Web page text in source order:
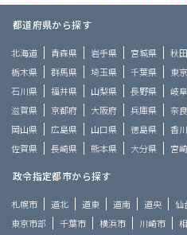
都道府県から探す
北海道 青森県 岩手県 宮城県 秋
栃木県
群馬県 埼玉県 千葉県 東
石川県
福井県 山梨県 長野県 岐
滋賀県
京都府 大阪府 兵庫県 奈
岡山県
広島県 山口県 徳島県 香
佐賀県
長崎県 熊本県 大分県 宮
政令指定都市から探す
札幌市 道北 道東 道南 道央 仙
東京市部
千葉市 横浜市 川崎市